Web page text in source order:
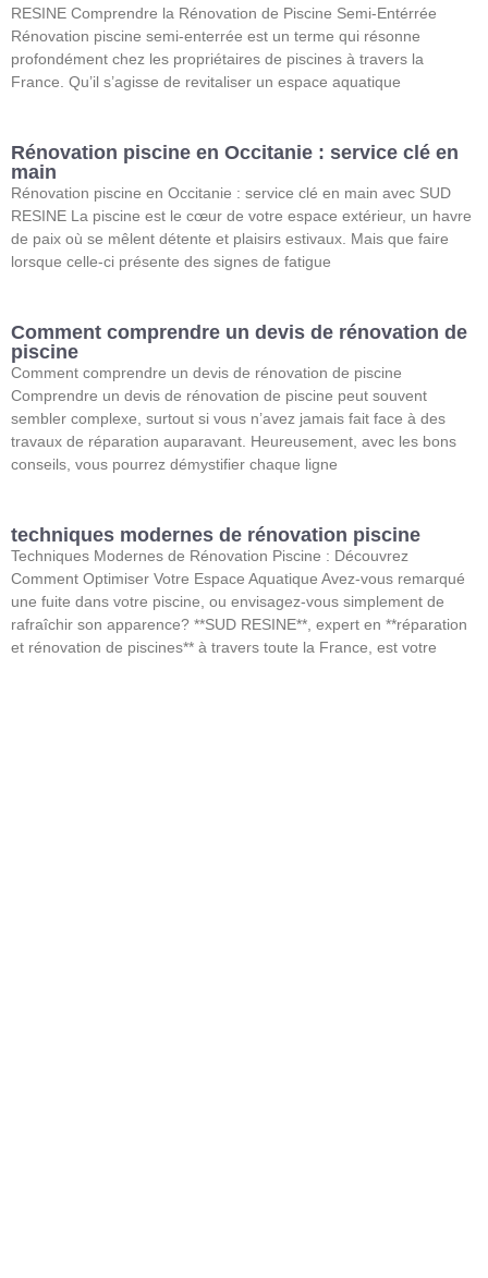
RESINE Comprendre la Rénovation de Piscine Semi-Entérrée
Rénovation piscine semi-enterrée est un terme qui résonne
profondément chez les propriétaires de piscines à travers la
France. Qu’il s’agisse de revitaliser un espace aquatique
Rénovation piscine en Occitanie : service clé en
main
Rénovation piscine en Occitanie : service clé en main avec SUD
RESINE La piscine est le cœur de votre espace extérieur, un havre
de paix où se mêlent détente et plaisirs estivaux. Mais que faire
lorsque celle-ci présente des signes de fatigue
Comment comprendre un devis de rénovation de
piscine
Comment comprendre un devis de rénovation de piscine
Comprendre un devis de rénovation de piscine peut souvent
sembler complexe, surtout si vous n’avez jamais fait face à des
travaux de réparation auparavant. Heureusement, avec les bons
conseils, vous pourrez démystifier chaque ligne
techniques modernes de rénovation piscine
Techniques Modernes de Rénovation Piscine : Découvrez
Comment Optimiser Votre Espace Aquatique Avez-vous remarqué
une fuite dans votre piscine, ou envisagez-vous simplement de
rafraîchir son apparence? **SUD RESINE**, expert en **réparation
et rénovation de piscines** à travers toute la France, est votre